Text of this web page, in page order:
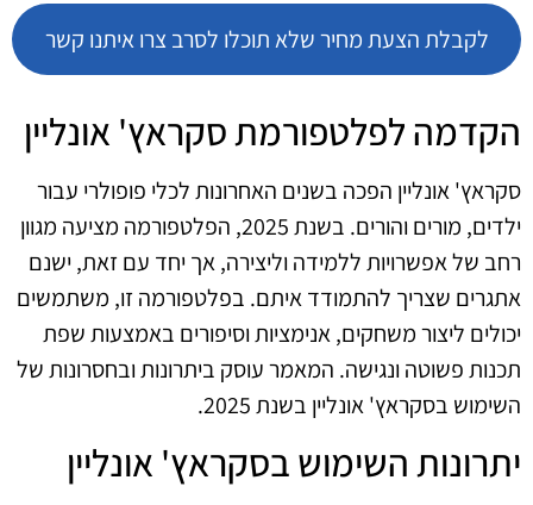
לקבלת הצעת מחיר שלא תוכלו לסרב צרו איתנו קשר
הקדמה לפלטפורמת סקראץ' אונליין
סקראץ' אונליין הפכה בשנים האחרונות לכלי פופולרי עבור
ילדים, מורים והורים. בשנת 2025, הפלטפורמה מציעה מגוון
רחב של אפשרויות ללמידה וליצירה, אך יחד עם זאת, ישנם
אתגרים שצריך להתמודד איתם. בפלטפורמה זו, משתמשים
יכולים ליצור משחקים, אנימציות וסיפורים באמצעות שפת
תכנות פשוטה ונגישה. המאמר עוסק ביתרונות ובחסרונות של
השימוש בסקראץ' אונליין בשנת 2025.
יתרונות השימוש בסקראץ' אונליין